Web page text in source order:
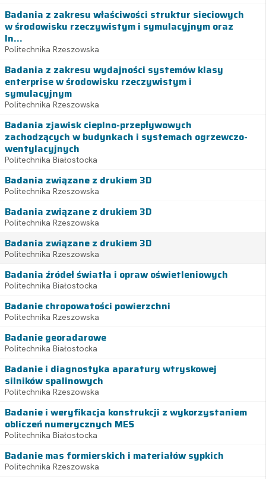
Badania z zakresu właściwości struktur sieciowych
w środowisku rzeczywistym i symulacyjnym oraz
In...
Politechnika Rzeszowska
Badania z zakresu wydajności systemów klasy
enterprise w środowisku rzeczywistym i
symulacyjnym
Politechnika Rzeszowska
Badania zjawisk cieplno-przepływowych
zachodzących w budynkach i systemach ogrzewczo-
wentylacyjnych
Politechnika Białostocka
Badania związane z drukiem 3D
Politechnika Rzeszowska
Badania związane z drukiem 3D
Politechnika Rzeszowska
Badania związane z drukiem 3D
Politechnika Rzeszowska
Badania źródeł światła i opraw oświetleniowych
Politechnika Białostocka
Badanie chropowatości powierzchni
Politechnika Rzeszowska
Badanie georadarowe
Politechnika Białostocka
Badanie i diagnostyka aparatury wtryskowej
silników spalinowych
Politechnika Rzeszowska
Badanie i weryfikacja konstrukcji z wykorzystaniem
obliczeń numerycznych MES
Politechnika Białostocka
Badanie mas formierskich i materiałów sypkich
Politechnika Rzeszowska